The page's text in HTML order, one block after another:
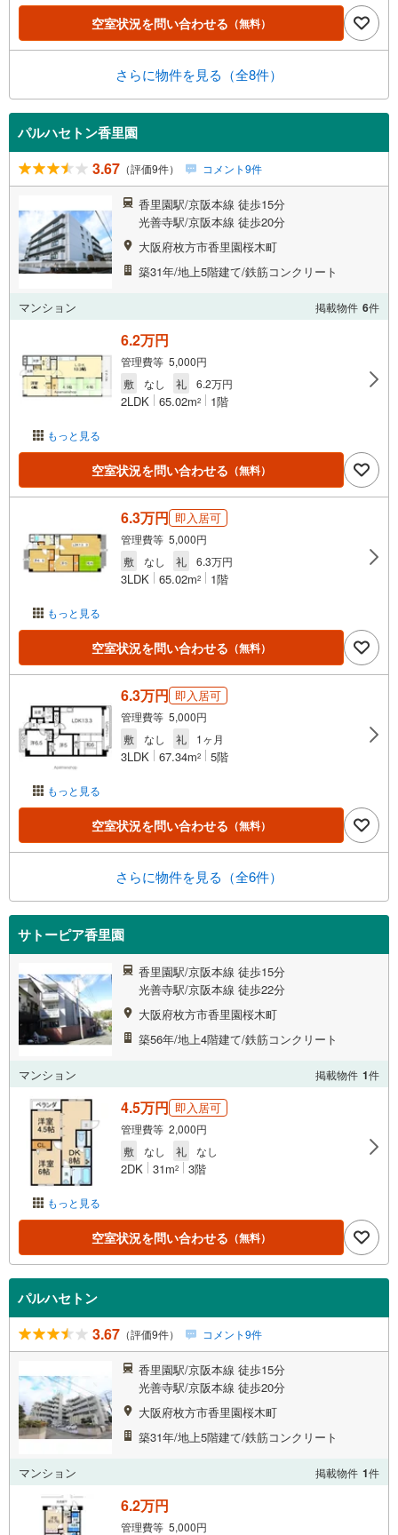
空室状況を問い合わせる （無料）
さらに物件を見る（全8件）
パルハセトン香里園
3.67 （評価9件） コメント9件
香里園駅/京阪本線 徒歩15分
光善寺駅/京阪本線 徒歩20分
大阪府枚方市香里園桜木町
築31年/地上5階建て/鉄筋コンクリート
マンション 掲載物件 6件
もっと見る
6.2万円
管理費等 5,000円
敷
なし 礼 6.2万円
2LDK 65.02m2 1階
空室状況を問い合わせる （無料）
もっと見る
6.3万円 即入居可
管理費等 5,000円
敷
なし 礼 6.3万円
3LDK 65.02m2 1階
空室状況を問い合わせる （無料）
もっと見る
6.3万円 即入居可
管理費等 5,000円
敷
なし 礼 1ヶ月
3LDK 67.34m2 5階
空室状況を問い合わせる （無料）
さらに物件を見る（全6件）
サトーピア香里園
香里園駅/京阪本線 徒歩15分
光善寺駅/京阪本線 徒歩22分
大阪府枚方市香里園桜木町
築56年/地上4階建て/鉄筋コンクリート
マンション 掲載物件 1件
もっと見る
4.5万円 即入居可
管理費等 2,000円
敷
なし 礼 なし
2DK 31m2 3階
空室状況を問い合わせる （無料）
パルハセトン
3.67 （評価9件） コメント9件
香里園駅/京阪本線 徒歩15分
光善寺駅/京阪本線 徒歩20分
大阪府枚方市香里園桜木町
築31年/地上5階建て/鉄筋コンクリート
マンション 掲載物件 1件
6.2万円
管理費等 5,000円